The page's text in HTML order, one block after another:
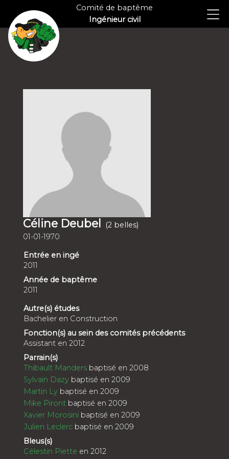
Comité de baptême
Ingénieur civil
Céline Deubel
(2 belles)
01-01-1970
Entrée en ingé
2011
Année de baptême
2011
Autre(s) études
Bachelier en Construction
Fonction(s) au sein des comités précédents
Assistant en 2012
Parrain(s)
Thibault Manders baptisé en 2008
Sylvain Dazy baptisé en 2009
Martin Ly baptisé en 2009
Mike Piront baptisé en 2009
Xavier Morosini baptisé en 2009
Julien Leclerc baptisé en 2009
Bleus(s)
Célestin Piette en 2012